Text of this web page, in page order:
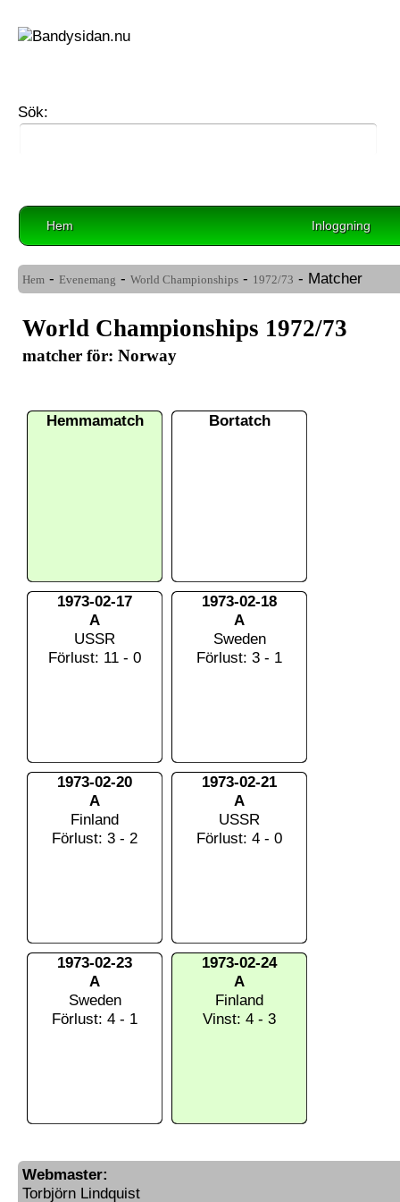
Sök:
Hem Inloggning
Hem - Evenemang - World Championships - 1972/73 - Matcher
World Championships 1972/73
matcher för: Norway
Hemmamatch Bortatch
1973-02-17
A
USSR
Förlust: 11 - 0
1973-02-18
A
Sweden
Förlust: 3 - 1
1973-02-20
A
Finland
Förlust: 3 - 2
1973-02-21
A
USSR
Förlust: 4 - 0
1973-02-23
A
Sweden
Förlust: 4 - 1
1973-02-24
A
Finland
Vinst: 4 - 3
Webmaster:
Torbjörn Lindquist